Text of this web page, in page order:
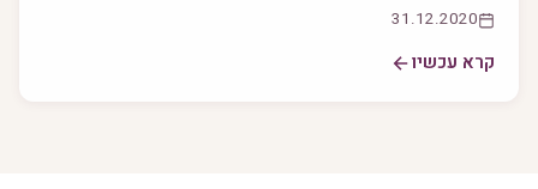
31.12.2020
קרא עכשיו